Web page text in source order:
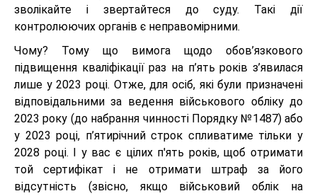
зволікайте і звертайтеся до суду. Такі дії
контролюючих органів є неправомірними.
Чому? Тому що вимога щодо обов’язкового
підвищення кваліфікації раз на п’ять років з’явилася
лише у 2023 році. Отже, для осіб, які були призначені
відповідальними за ведення військового обліку до
2023 року (до набрання чинності Порядку №1487) або
у 2023 році, п’ятирічний строк спливатиме тільки у
2028 році. І у вас є цілих п'ять років, щоб отримати
той сертифікат і не отримати штраф за його
відсутність (звісно, якщо військовий облік на